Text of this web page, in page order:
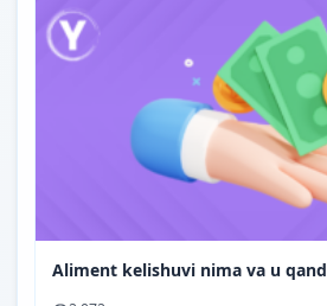
Aliment kelishuvi nima va u